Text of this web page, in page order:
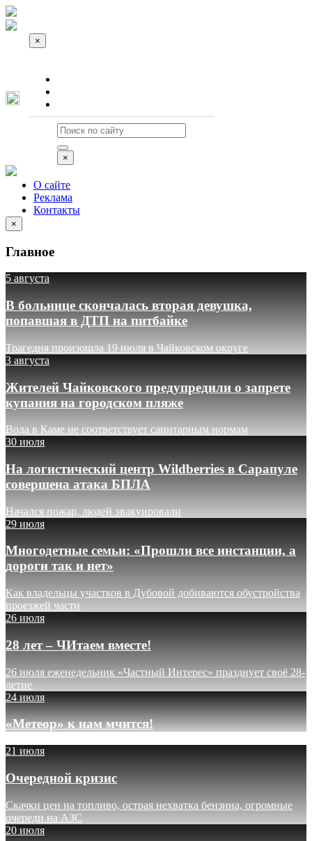
×
×
О сайте
Реклама
Контакты
×
Главное
5 августа
В больнице скончалась вторая девушка,
попавшая в ДТП на питбайке
Трагедия произошла 19 июля в Чайковском округе
3 августа
Жителей Чайковского предупредили о запрете
купания на городском пляже
Вода в Каме не соответствует санитарным нормам
30 июля
На логистический центр Wildberries в Сарапуле
совершена атака БПЛА
Начался пожар, людей эвакуировали
29 июля
Многодетные семьи: «Прошли все инстанции, а
дороги так и нет»
Как владельцы участков в Дубовой добиваются обустройства
проезжей части
26 июля
28 лет – ЧИтаем вместе!
26 июля еженедельник «Частный Интерес» празднует своё 28-
летие
24 июля
«Метеор» к нам мчится!
21 июля
Очередной кризис
Скачки цен на топливо, острая нехватка бензина, огромные
очереди на АЗС
20 июля